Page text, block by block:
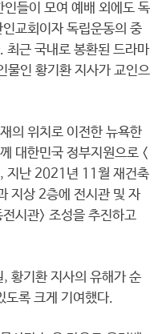
들이 모여 예배 외에도 독
교회이자 독립운동의 중
최근 국내로 봉환된 드라마
물인 황기환 지사가 교인으
의 위치로 이전한 뉴욕한
대한민국 정부지원으로 <
지난 2021년 11월 재건축
지상 2층에 전시관 및 자
시관> 조성을 추진하고
황기환 지사의 유해가 순
도록 크게 기여했다.